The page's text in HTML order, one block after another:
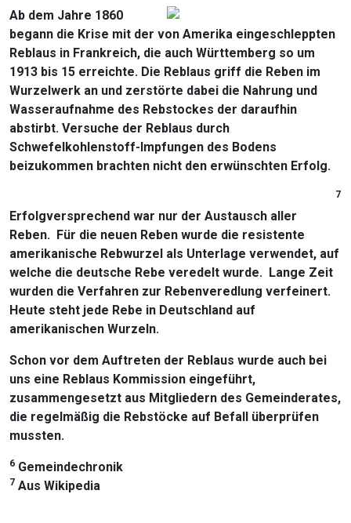
Ab dem Jahre 1860
begann die Krise mit der von Amerika eingeschleppten
Reblaus in Frankreich, die auch Württemberg so um
1913 bis 15 erreichte. Die Reblaus griff die Reben im
Wurzelwerk an und zerstörte dabei die Nahrung und
Wasseraufnahme des Rebstockes der daraufhin
abstirbt. Versuche der Reblaus durch
Schwefelkohlenstoff-Impfungen des Bodens
beizukommen brachten nicht den erwünschten Erfolg.
7
Erfolgversprechend war nur der Austausch aller
Reben. Für die neuen Reben wurde die resistente
amerikanische Rebwurzel als Unterlage verwendet, auf
welche die deutsche Rebe veredelt wurde. Lange Zeit
wurden die Verfahren zur Rebenveredlung verfeinert.
Heute steht jede Rebe in Deutschland auf
amerikanischen Wurzeln.
Schon vor dem Auftreten der Reblaus wurde auch bei
uns eine Reblaus Kommission eingeführt,
zusammengesetzt aus Mitgliedern des Gemeinderates,
die regelmäßig die Rebstöcke auf Befall überprüfen
mussten.
6 Gemeindechronik
7 Aus Wikipedia